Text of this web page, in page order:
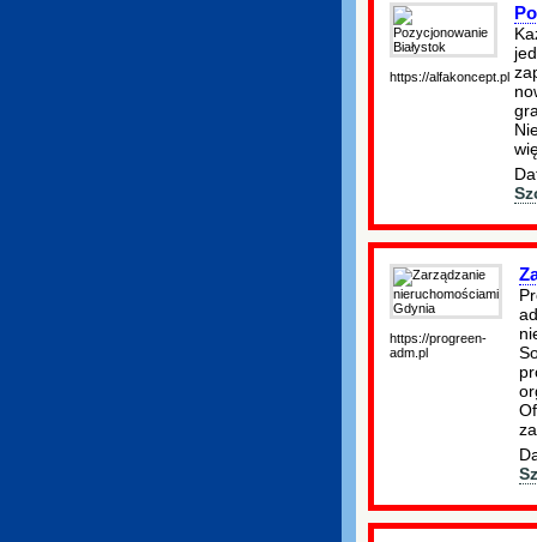
https://alfakoncept.pl
https://progreen-
adm.pl